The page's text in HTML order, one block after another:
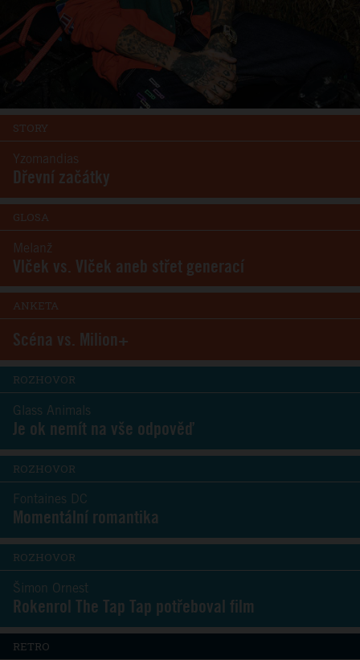
STORY
Yzomandias
Dřevní začátky
GLOSA
Melanž
Vlček vs. Vlček aneb střet generací
ANKETA
Scéna vs. Milion+
ROZHOVOR
Glass Animals
Je ok nemít na vše odpověď
ROZHOVOR
Fontaines DC
Momentální romantika
ROZHOVOR
Šimon Ornest
Rokenrol The Tap Tap potřeboval film
RETRO